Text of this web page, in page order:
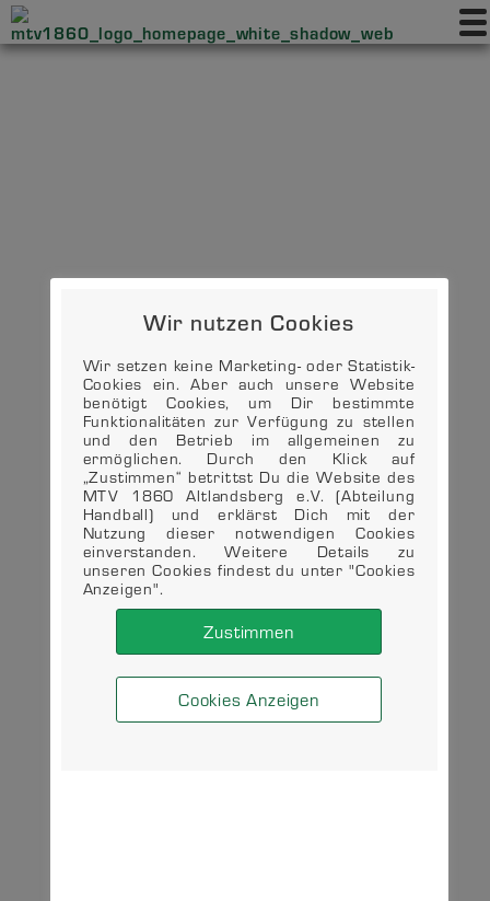
Wir nutzen Cookies
Wir setzen keine Marketing- oder Statistik-
Cookies ein. Aber auch unsere Website
benötigt Cookies, um Dir bestimmte
Funktionalitäten zur Verfügung zu stellen
und den Betrieb im allgemeinen zu
ermöglichen. Durch den Klick auf
„Zustimmen“ betrittst Du die Website des
MTV 1860 Altlandsberg e.V. (Abteilung
Handball) und erklärst Dich mit der
Nutzung dieser notwendigen Cookies
einverstanden. Weitere Details zu
unseren Cookies findest du unter "Cookies
Anzeigen".
Cookies Anzeigen
Zustimmen